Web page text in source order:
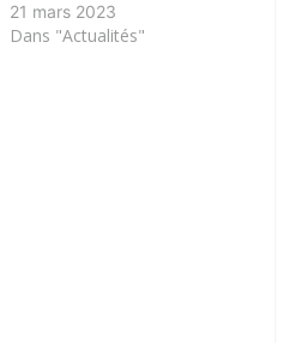
21 mars 2023
Dans "Actualités"